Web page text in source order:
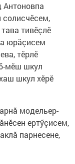
Антоновпа
солисчӗсем,
тивӗçлӗ
юрăçисем
тӗрлӗ
мӗш шкул
шкул хӗрӗ
модельер-
ертӳçисем,
парнесене,